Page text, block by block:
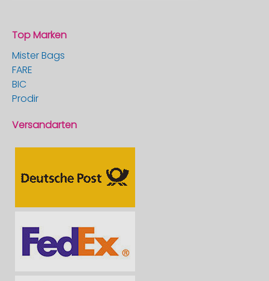
Top Marken
Mister Bags
FARE
BIC
Prodir
Versandarten